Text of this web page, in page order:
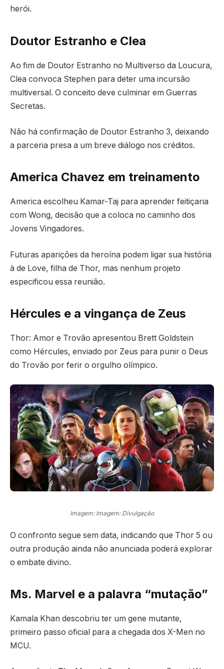
herói.
Doutor Estranho e Clea
Ao fim de Doutor Estranho no Multiverso da Loucura,
Clea convoca Stephen para deter uma incursão
multiversal. O conceito deve culminar em Guerras
Secretas.
Não há confirmação de Doutor Estranho 3, deixando
a parceria presa a um breve diálogo nos créditos.
America Chavez em treinamento
America escolheu Kamar-Taj para aprender feitiçaria
com Wong, decisão que a coloca no caminho dos
Jovens Vingadores.
Futuras aparições da heroína podem ligar sua história
à de Love, filha de Thor, mas nenhum projeto
especificou essa reunião.
Hércules e a vingança de Zeus
Thor: Amor e Trovão apresentou Brett Goldstein
como Hércules, enviado por Zeus para punir o Deus
do Trovão por ferir o orgulho olímpico.
Imagem: Imagem: Divulgação
O confronto segue sem data, indicando que Thor 5 ou
outra produção ainda não anunciada poderá explorar
o embate divino.
Ms. Marvel e a palavra “mutação”
Kamala Khan descobriu ter um gene mutante,
primeiro passo oficial para a chegada dos X-Men no
MCU.